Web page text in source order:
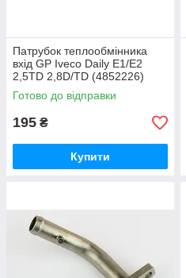
Патрубок теплообмінника
вхід GP Iveco Daily E1/E2
2,5TD 2,8D/TD (4852226)
Готово до відправки
195 ₴
Купити